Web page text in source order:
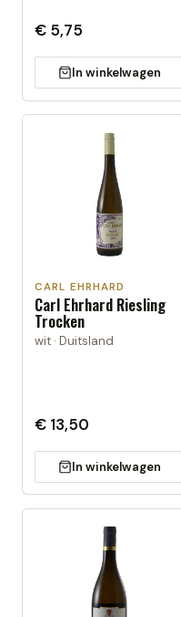
€ 5,75
In winkelwagen
CARL EHRHARD
Carl Ehrhard Riesling
Trocken
wit · Duitsland
€ 13,50
In winkelwagen